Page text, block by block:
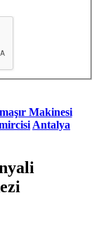
Makinesi
Antalya